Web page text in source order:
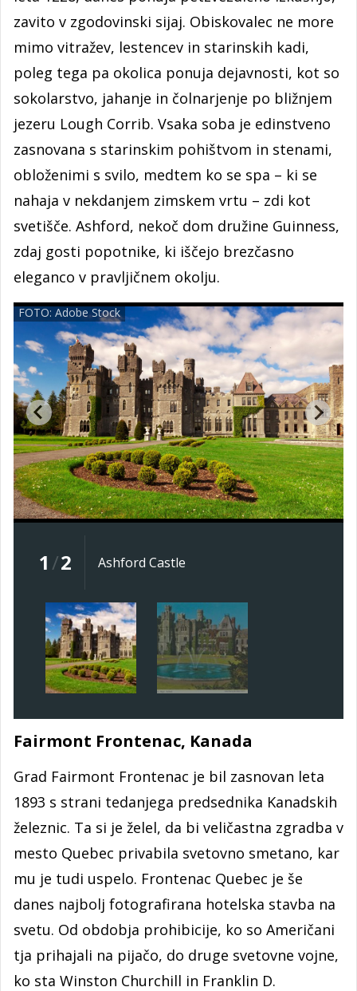
zavito v zgodovinski sijaj. Obiskovalec ne more
mimo vitražev, lestencev in starinskih kadi,
poleg tega pa okolica ponuja dejavnosti, kot so
sokolarstvo, jahanje in čolnarjenje po bližnjem
jezeru Lough Corrib. Vsaka soba je edinstveno
zasnovana s starinskim pohištvom in stenami,
obloženimi s svilo, medtem ko se spa – ki se
nahaja v nekdanjem zimskem vrtu – zdi kot
svetišče. Ashford, nekoč dom družine Guinness,
zdaj gosti popotnike, ki iščejo brezčasno
eleganco v pravljičnem okolju.
FOTO: Adobe Stock
1/2 Ashford Castle
Fairmont Frontenac, Kanada
Grad Fairmont Frontenac je bil zasnovan leta
1893 s strani tedanjega predsednika Kanadskih
železnic. Ta si je želel, da bi veličastna zgradba v
mesto Quebec privabila svetovno smetano, kar
mu je tudi uspelo. Frontenac Quebec je še
danes najbolj fotografirana hotelska stavba na
svetu. Od obdobja prohibicije, ko so Američani
tja prihajali na pijačo, do druge svetovne vojne,
ko sta Winston Churchill in Franklin D.